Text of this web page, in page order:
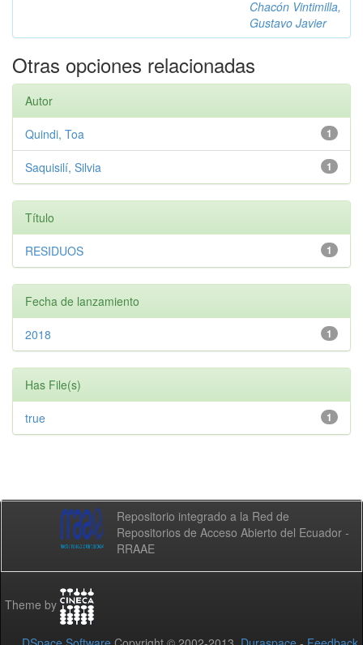
Chacón Vintimilla,
Gustavo Javier
Otras opciones relacionadas
Autor
1
Quindi, Toa
1
Saquisilí, Silvia
Título
1
RESIDUOS
Fecha de lanzamiento
1
2018
Has File(s)
1
true
Repositorio integrado a la Red de
Repositorios de Acceso Abierto del Ecuador -
RRAAE
Theme by